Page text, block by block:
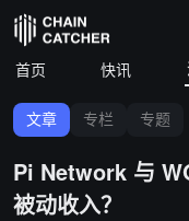
首页 快讯
文章 专栏 专题
Pi Network 与
被动收入？